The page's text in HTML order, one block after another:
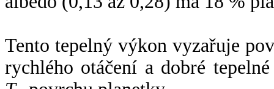
Tento tepelný výkon vyzařuje
rychlého otáčení a dobré